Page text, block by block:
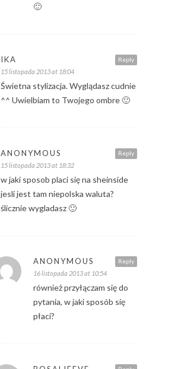
🙂
Reply
IKA
15 listopada 2013 at 18:04
Świetna stylizacja. Wyglądasz cudnie
^^ Uwielbiam to Twojego ombre 🙂
Reply
ANONYMOUS
15 listopada 2013 at 18:32
w jaki sposob placi się na sheinside
jesli jest tam niepolska waluta?
ślicznie wygladasz 🙂
Reply
ANONYMOUS
16 listopada 2013 at 10:54
również przyłączam się do
pytania, w jaki sposób się
płaci?